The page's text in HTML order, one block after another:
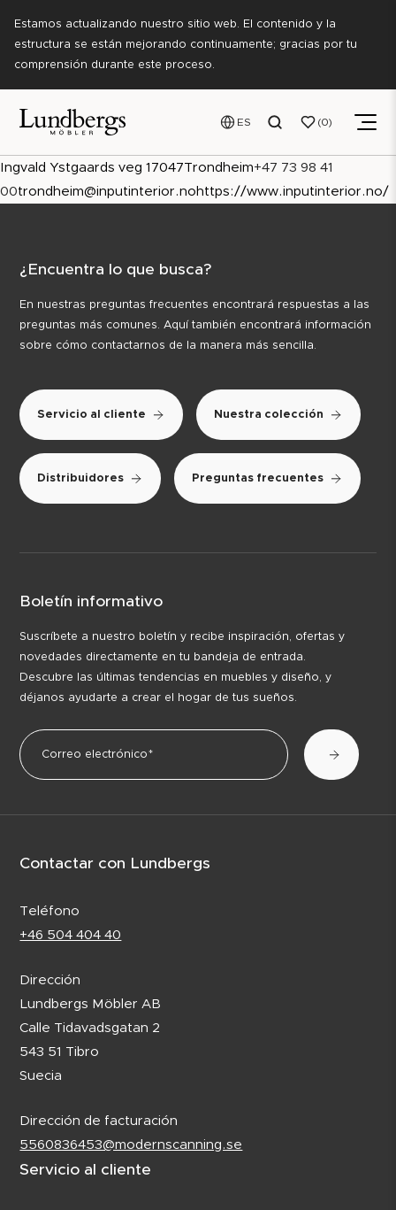
Estamos actualizando nuestro sitio web. El contenido y la
estructura se están mejorando continuamente; gracias por tu
comprensión durante este proceso.
ES 0
Ingvald Ystgaards veg 1 7047Trondheim+47 73 98 41
00trondheim@inputinterior.no https://www.inputinterior.no/
¿Encuentra lo que busca?
En nuestras preguntas frecuentes encontrará respuestas a las
preguntas más comunes. Aquí también encontrará información
sobre cómo contactarnos de la manera más sencilla.
Servicio al cliente Nuestra colección
Distribuidores Preguntas frecuentes
Boletín informativo
Suscríbete a nuestro boletín y recibe inspiración, ofertas y
novedades directamente en tu bandeja de entrada.
Descubre las últimas tendencias en muebles y diseño, y
déjanos ayudarte a crear el hogar de tus sueños.
Contactar con Lundbergs
Teléfono
+46 504 404 40
Dirección
Lundbergs Möbler AB
Calle Tidavadsgatan 2
543 51 Tibro
Suecia
Dirección de facturación
5560836453@modernscanning.se
Servicio al cliente